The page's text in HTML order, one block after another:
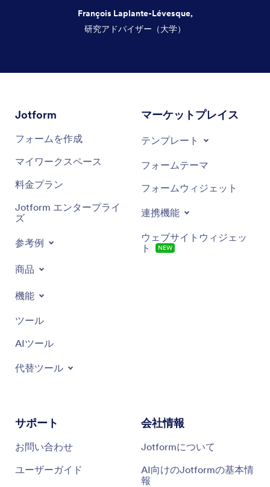
François Laplante-Lévesque,
研究アドバイザー（大学）
Jotform
フォームを作成
マイワークスペース
料金プラン
Jotform エンタープライ
ズ
参考例
商品
機能
ツール
AIツール
代替ツール
マーケットプレイス
テンプレート
フォームテーマ
フォームウィジェット
連携機能
ウェブサイトウィジェッ
ト
NEW
サポート
お問い合わせ
ユーザーガイド
会社情報
Jotformについて
AI向けのJotformの基本情
報